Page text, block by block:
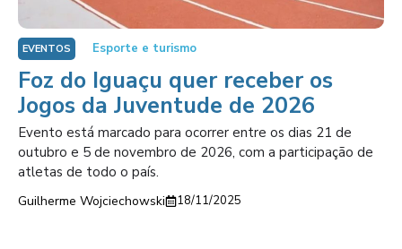
EVENTOS Esporte e turismo
Foz do Iguaçu quer receber os
Jogos da Juventude de 2026
Evento está marcado para ocorrer entre os dias 21 de
outubro e 5 de novembro de 2026, com a participação de
atletas de todo o país.
Guilherme Wojciechowski 18/11/2025